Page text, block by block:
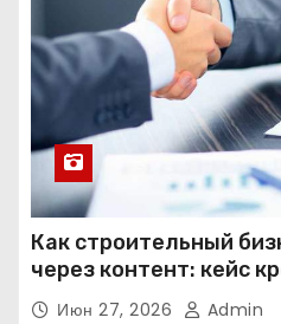
Как строительный
через контент: кейс
Июн 27, 2026 Admin